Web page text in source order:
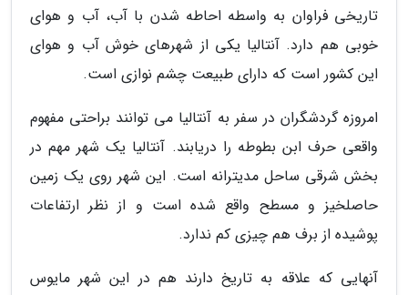
تاریخی فراوان به واسطه احاطه شدن با آب، آب و هوای
خوبی هم دارد. آنتالیا یکی از شهرهای خوش آب و هوای
این کشور است که دارای طبیعت چشم نوازی است.
امروزه گردشگران در سفر به آنتالیا می توانند براحتی مفهوم
واقعی حرف ابن بطوطه را دریابند. آنتالیا یک شهر مهم در
بخش شرقی ساحل مدیترانه است. این شهر روی یک زمین
حاصلخیز و مسطح واقع شده است و از نظر ارتفاعات
پوشیده از برف هم چیزی کم ندارد.
آنهایی که علاقه به تاریخ دارند هم در این شهر مایوس